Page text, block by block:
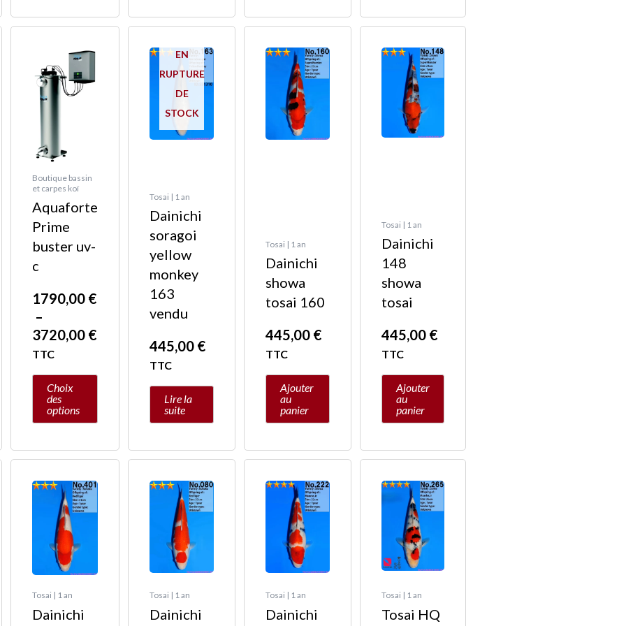
€
Boutique bassin
et carpes koï
Aquaforte
Prime
buster uv-
c
1790,00 €
–
3720,00 €
3720,00 €
TTC
Choix
des
options
a
plusieurs
variations.
options
peuvent
être
choisies
sur
la
page
EN
RUPTURE
DE
STOCK
Tosai | 1 an
Dainichi
soragoi
yellow
monkey
163
vendu
445,00 €
TTC
Lire la
suite
Tosai | 1 an
Dainichi
showa
tosai 160
445,00 €
TTC
Ajouter
au
panier
Tosai | 1 an
Dainichi
148
showa
tosai
445,00 €
TTC
Ajouter
au
panier
Tosai | 1 an
Dainichi
Tosai | 1 an
Dainichi
Tosai | 1 an
Dainichi
Tosai | 1 an
Tosai HQ